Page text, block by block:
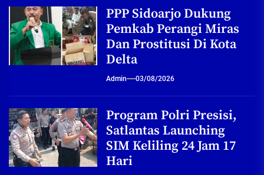
PPP Sidoarjo Dukung
Pemkab Perangi Miras
Dan Prostitusi Di Kota
Delta
Admin 03/08/2026
Program Polri Presisi,
Satlantas Launching
SIM Keliling 24 Jam 17
Hari